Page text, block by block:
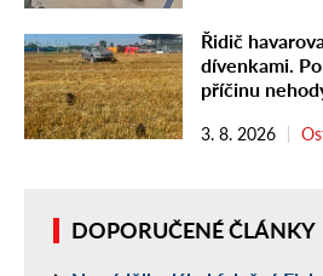
Řidič
dívenkami.
příčinu
3. 8. 2026
DOPORUČENÉ ČLÁNKY